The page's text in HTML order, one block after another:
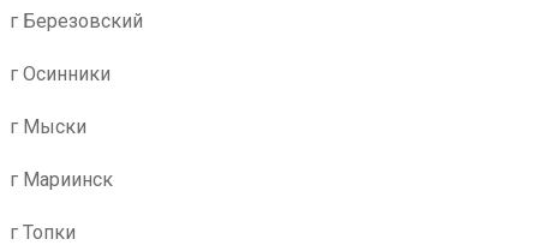
г Березовский
г Осинники
г Мыски
г Мариинск
г Топки